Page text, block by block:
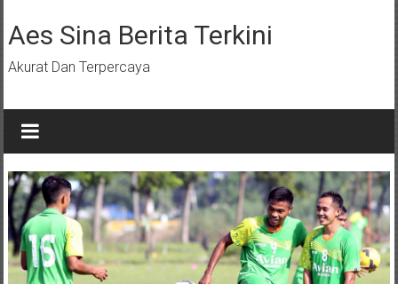
ke
konten
Aes Sina Berita Terkini
Akurat Dan Terpercaya